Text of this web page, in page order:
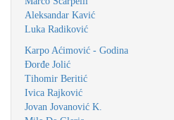
Aleksandar Kavić
Luka Radiković
Karpo Aćimović - Godina
Ðorđe Jolić
Tihomir Beritić
Ivica Rajković
Jovan Jovanović K.